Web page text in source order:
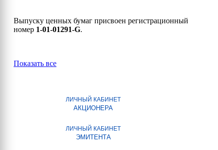
Выпуску ценных бумаг присвоен регистрационный
номер 1-01-01291-G.
Показать все
ЛИЧНЫЙ КАБИНЕТ
АКЦИОНЕРА
ЛИЧНЫЙ КАБИНЕТ
ЭМИТЕНТА